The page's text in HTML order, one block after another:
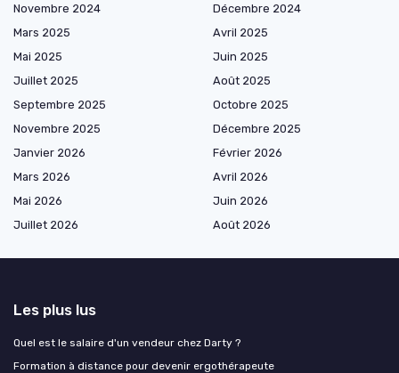
Novembre 2024
Décembre 2024
Mars 2025
Avril 2025
Mai 2025
Juin 2025
Juillet 2025
Août 2025
Septembre 2025
Octobre 2025
Novembre 2025
Décembre 2025
Janvier 2026
Février 2026
Mars 2026
Avril 2026
Mai 2026
Juin 2026
Juillet 2026
Août 2026
Les plus lus
Quel est le salaire d'un vendeur chez Darty ?
Formation à distance pour devenir ergothérapeute